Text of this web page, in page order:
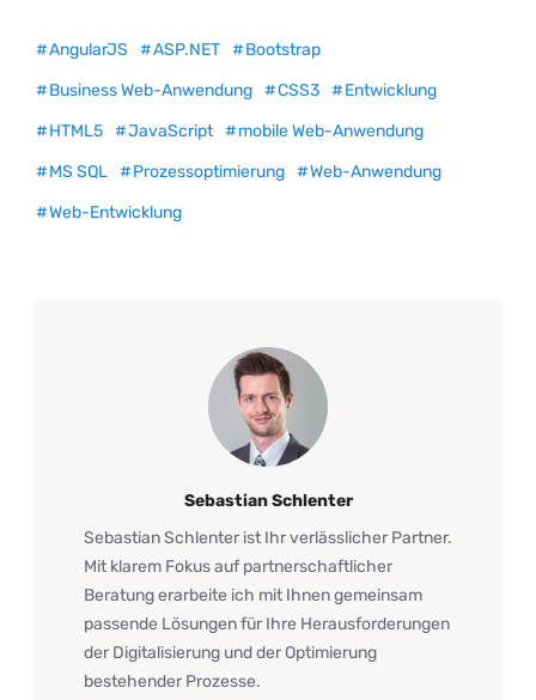
AngularJS ASP.NET
Bootstrap
Business Web-Anwendung
CSS3
Entwicklung
HTML5
JavaScript
mobile Web-Anwendung
MS SQL
Prozessoptimierung
Web-Anwendung
Web-Entwicklung
Sebastian Schlenter
Sebastian Schlenter ist Ihr verlässlicher Partner.
Mit klarem Fokus auf partnerschaftlicher
Beratung erarbeite ich mit Ihnen gemeinsam
passende Lösungen für Ihre Herausforderungen
der Digitalisierung und der Optimierung
bestehender Prozesse.